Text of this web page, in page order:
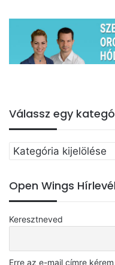
Válassz egy
Válassz
egy
Open Wings Hírlevél
Keresztneved
Erre az e-mail címre